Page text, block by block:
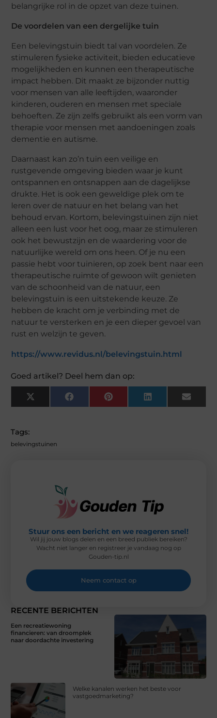
belangrijke rol in de opzet van deze tuinen.
De voordelen van een dergelijke tuin
Een belevingstuin biedt tal van voordelen. Ze
stimuleren fysieke activiteit, bieden educatieve
mogelijkheden en kunnen een therapeutische
impact hebben. Dit maakt ze bijzonder nuttig
voor mensen van alle leeftijden, waaronder
kinderen, ouderen en mensen met speciale
behoeften. Ze zijn zelfs gebruikt als een vorm van
therapie voor mensen met aandoeningen zoals
dementie en autisme.
Daarnaast kan zo’n tuin een veilige en
rustgevende omgeving bieden waar je kunt
ontspannen en ontsnappen aan de dagelijkse
drukte. Het is ook een geweldige plek om te
leren over de natuur en het belang van het
behoud ervan. Kortom, belevingstuinen zijn niet
alleen een lust voor het oog, maar ze stimuleren
ook het bewustzijn en de waardering voor de
natuurlijke wereld om ons heen. Of je nu een
passie hebt voor tuinieren, op zoek bent naar een
therapeutische ruimte of gewoon wilt genieten
van de schoonheid van de natuur, een
belevingstuin is een uitstekende keuze. Ze
hebben de kracht om je verbinding met de
natuur te versterken en je een dieper gevoel van
rust en welzijn te geven.
https://www.revidus.nl/belevingstuin.html
Goed artikel? Deel hem dan op:
X
(
E
F
A
P
I
L
I
E
M
Tags:
belevingstuinen
RECENTE BERICHTEN
Een recreatiewoning
financieren: van droomplek
naar doordachte investering
Welke kanalen werken het beste voor
vastgoedmarketing?
Stuur ons een bericht en we reageren snel!
Wil jij jouw blogs delen en een breed publiek bereiken?
Wacht niet langer en registreer je vandaag nog op
Gouden-tip.nl
Neem contact op